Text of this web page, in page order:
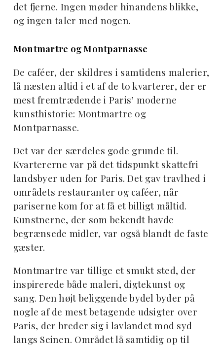
det fjerne. Ingen møder hinandens blikke,
og ingen taler med nogen.
Montmartre og Montparnasse
De caféer, der skildres i samtidens malerier,
lå næsten altid i et af de to kvarterer, der er
mest fremtrædende i Paris’ moderne
kunsthistorie: Montmartre og
Montparnasse.
Det var der særdeles gode grunde til.
Kvartererne var på det tidspunkt skattefri
landsbyer uden for Paris. Det gav travlhed i
områdets restauranter og caféer, når
pariserne kom for at få et billigt måltid.
Kunstnerne, der som bekendt havde
begrænsede midler, var også blandt de faste
gæster.
Montmartre var tillige et smukt sted, der
inspirerede både maleri, digtekunst og
sang. Den højt beliggende bydel byder på
nogle af de mest betagende udsigter over
Paris, der breder sig i lavlandet mod syd
langs Seinen. Området lå samtidig op til